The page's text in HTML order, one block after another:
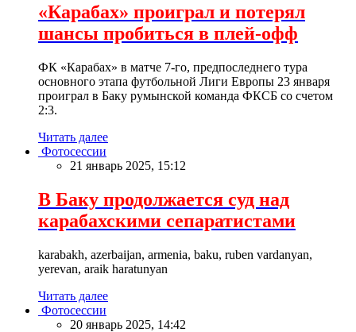
«Карабах» проиграл и потерял
шансы пробиться в плей-офф
ФК «Карабах» в матче 7-го, предпоследнего тура
основного этапа футбольной Лиги Европы 23 января
проиграл в Баку румынской команда ФКСБ со счетом
2:3.
Читать далее
Фотосессии
21 январь 2025, 15:12
В Баку продолжается суд над
карабахскими сепаратистами
karabakh, azerbaijan, armenia, baku, ruben vardanyan,
yerevan, araik haratunyan
Читать далее
Фотосессии
20 январь 2025, 14:42